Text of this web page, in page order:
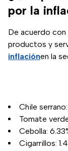
por la
De acuerdo
productos y
inflaciónen la
Chile
Tomate
Cebolla:
Cigarrillos: